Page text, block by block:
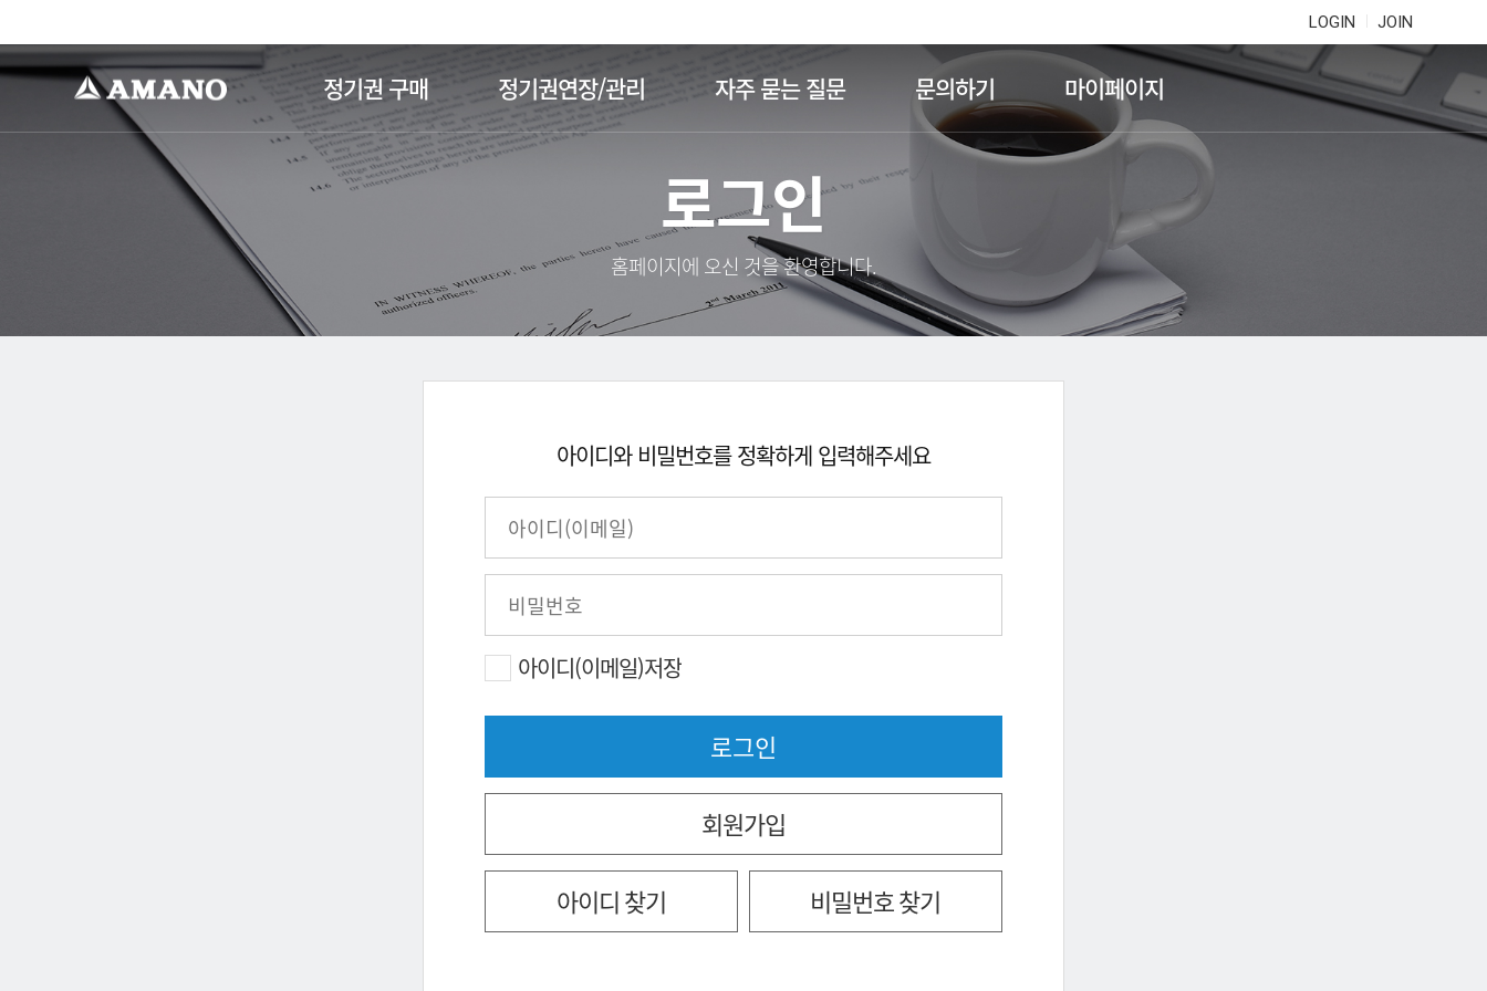
LOGIN JOIN
정기권 구매 정기권연장/관리 자주 묻는 질문 문의하기 마이페이지
로그인
홈페이지에 오신 것을 환영합니다.
아이디와 비밀번호를 정확하게 입력해주세요
아이디(이메일)저장
회원가입
아이디 찾기 비밀번호 찾기